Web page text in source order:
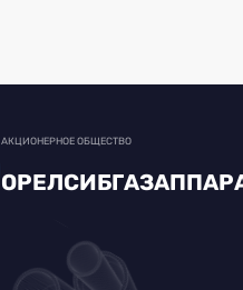
АКЦИОНЕРНОЕ ОБЩЕСТВО